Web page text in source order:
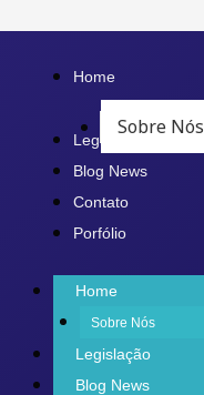
conteúdo
Home
Sobre Nós
Legislação
Blog News
Contato
Porfólio
Home
Sobre Nós
Legislação
Blog News